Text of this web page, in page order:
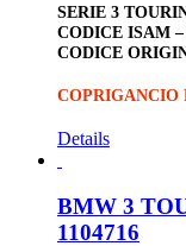
SERIE 3
CODICE ISAM –
CODICE
COPRIGANCIO
Details
BMW 3
1104716